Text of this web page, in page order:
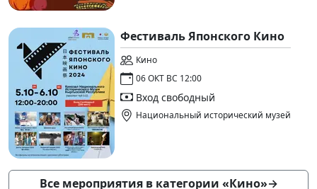
Фестиваль Японского Кино
Кино
06 ОКТ ВС 12:00
Вход свободный
Национальный исторический музей
Все мероприятия в категории «Кино»→